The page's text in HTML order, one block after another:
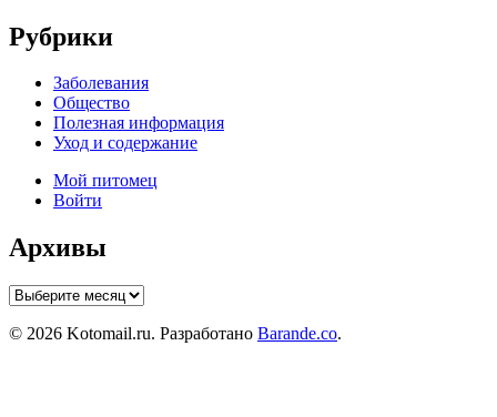
Рубрики
Заболевания
Общество
Полезная информация
Уход и содержание
Мой питомец
Войти
Архивы
Архивы
© 2026 Kotomail.ru. Разработано Barande.co.